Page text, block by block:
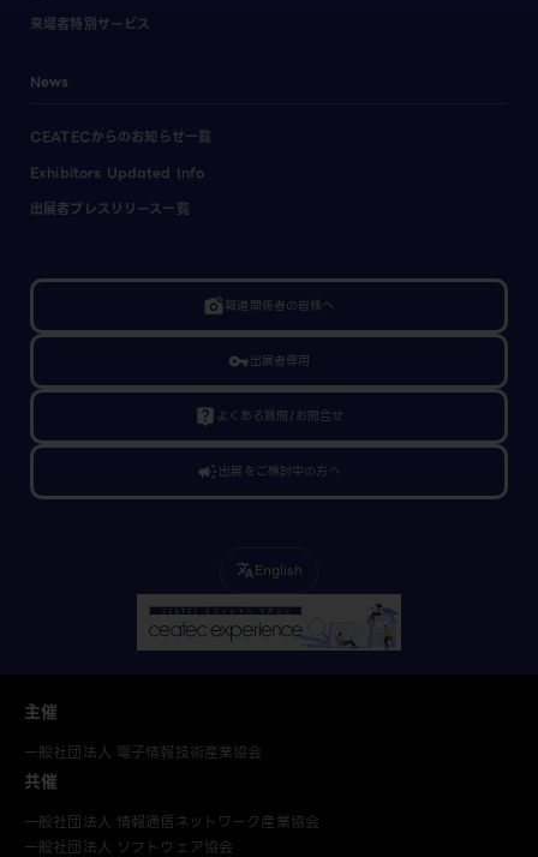
来場者特別サービス
News
CEATECからのお知らせ一覧
Exhibitors Updated Info
出展者プレスリリース一覧
linked_camera報道関係者の皆様へ
vpn_key出展者専用
live_help よくある質問/お問合せ
campaign出展をご検討中の方へ
translateEnglish
主催
一般社団法人 電子情報技術産業協会
共催
一般社団法人 情報通信ネットワーク産業協会
一般社団法人 ソフトウェア協会